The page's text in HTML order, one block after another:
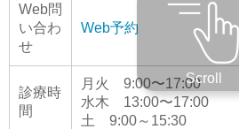
Web問
い合わ
せ
Web予約
診療時
間
月火 9:00〜17:00
水木 13:00〜17:00
土 9:00～15:30
Scroll